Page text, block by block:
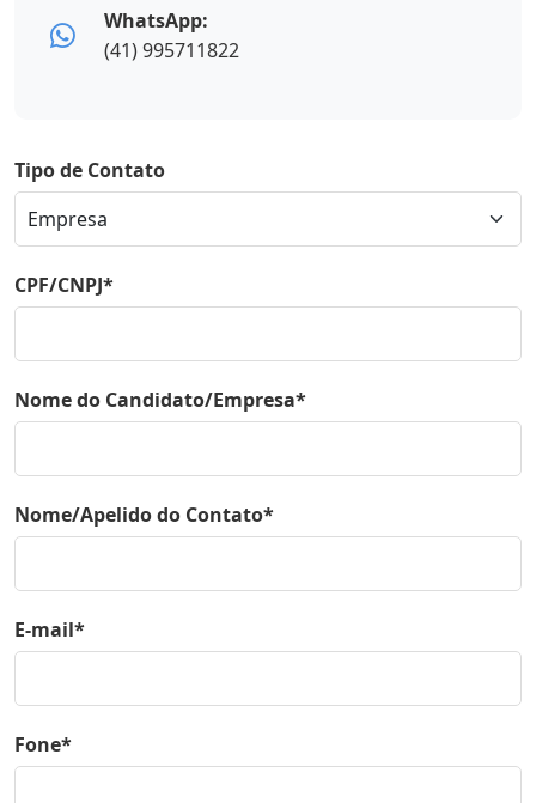
WhatsApp:
(41) 995711822
Tipo de Contato
CPF/CNPJ*
Nome do Candidato/Empresa*
Nome/Apelido do Contato*
E-mail*
Fone*